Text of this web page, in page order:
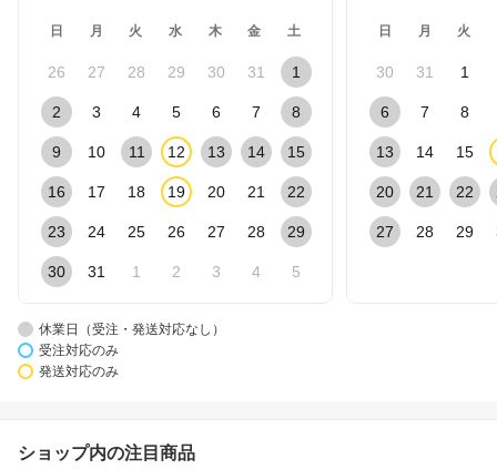
日 月 火 水 木 金 土
26 27 28 29 30 31 1
2 3 4 5 6 7 8
9 10 11 12 13 14 15
16 17 18 19 20 21 22
23 24 25 26 27 28 29
30 31 1 2 3 4 5
日 月 火
30 31 1
6 7 8
13 14 15
20 21 22
27 28 29
休業日（受注・発送対応なし）
受注対応のみ
発送対応のみ
ショップ内の注目商品